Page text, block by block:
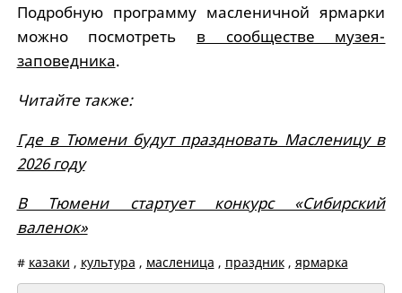
Подробную программу масленичной ярмарки
можно посмотреть в сообществе музея-
заповедника.
Читайте также:
Где в Тюмени будут праздновать Масленицу в
2026 году
В Тюмени стартует конкурс «Сибирский
валенок»
# казаки , культура , масленица , праздник, ярмарка